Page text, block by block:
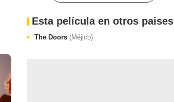
Esta película en otros paises
The Doors (Méjico)